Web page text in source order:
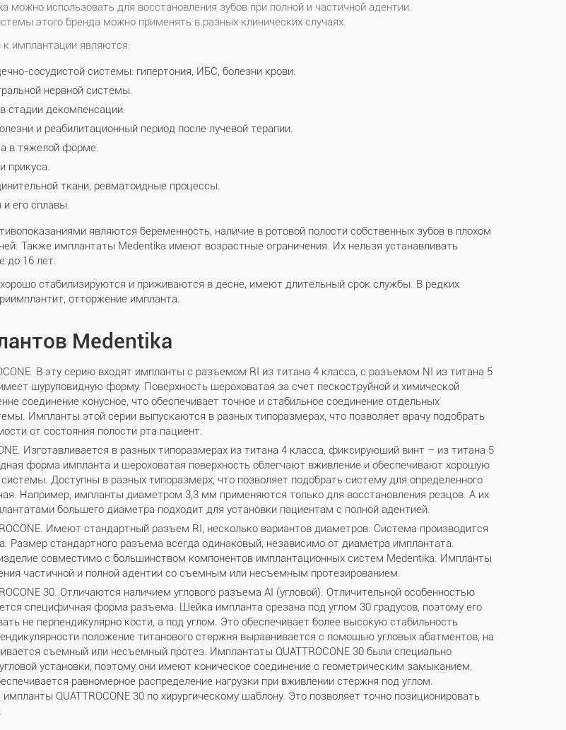
можно использовать для восстановления зубов при полной и частичной адентии.
этого бренда можно применять в разных клинических случаях.
имплантации являются:
сосудистой системы: гипертония, ИБС, болезни крови.
нервной системы.
стадии декомпенсации.
и реабилитационный период после лучевой терапии.
в тяжелой форме.
прикуса.
ткани, ревматоидные процессы.
и его сплавы.
являются беременность, наличие в ротовой полости собственных зубов в плохом
Также имплантаты Medentika имеют возрастные ограничения. Их нельзя устанавливать
до 16 лет.
стабилизируются и приживаются в десне, имеют длительный срок службы. В редких
отторжение импланта.
Medentika
В эту серию входят импланты с разъемом RI из титана 4 класса, с разъемом NI из титана 5
шуруповидную форму. Поверхность шероховатая за счет пескоструйной и химической
соединение конусное, что обеспечивает точное и стабильное соединение отдельных
Импланты этой серии выпускаются в разных типоразмерах, что позволяет врачу подобрать
от состояния полости рта пациент.
Изготавливается в разных типоразмерах из титана 4 класса, фиксирующий винт – из титана 5
форма импланта и шероховатая поверхность облегчают вживление и обеспечивают хорошую
Доступны в разных типоразмерх, что позволяет подобрать систему для определенного
Например, импланты диаметром 3,3 мм применяются только для восстановления резцов. А их
большего диаметра подходит для установки пациентам с полной адентией.
Имеют стандартный разъем RI, несколько вариантов диаметров. Система производится
Размер стандартного разъема всегда одинаковый, независимо от диаметра имплантата.
совместимо с большинством компонентов имплантационных систем Medentika. Импланты
частичной и полной адентии со съемным или несъемным протезированием.
30. Отличаются наличием углового разъема AI (угловой). Отличительной особенностью
специфичная форма разъема. Шейка импланта срезана под углом 30 градусов, поэтому его
не перпендикулярно кости, а под углом. Это обеспечивает более высокую стабильность
положение титанового стержня выравнивается с помощью угловых абатментов, на
съемный или несъемный протез. Имплантаты QUATTROCONE 30 были специально
установки, поэтому они имеют коническое соединение с геометрическим замыканием.
равномерное распределение нагрузки при вживлении стержня под углом.
QUATTROCONE 30 по хирургическому шаблону. Это позволяет точно позиционировать